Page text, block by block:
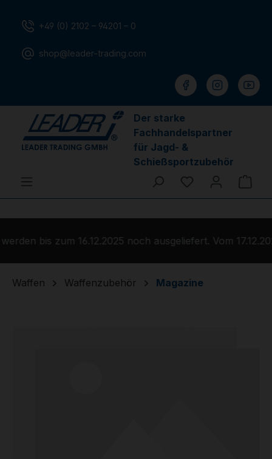
+49 (0) 2102 – 94201 – 0
shop@leader-trading.com
Der starke
Fachhandelspartner
für Jagd- &
Schießsportzubehör
Du hast 0
bis zum 16.12.2025 noch ausgeliefert. Vom
Waffen Waffenzubehör Magazine